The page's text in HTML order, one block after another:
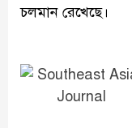
চলমান রেখেছে।